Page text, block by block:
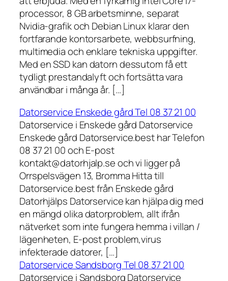
processor, 8 GB arbetsminne, separat
Nvidia-grafik och Debian Linux klarar den
fortfarande kontorsarbete, webbsurfning,
multimedia och enklare tekniska uppgifter.
Med en SSD kan datorn dessutom få ett
tydligt prestandalyft och fortsätta vara
användbar i många år. […]
Datorservice Enskede gård Tel 08 37 21 00
Datorservice i Enskede gård Datorservice
Enskede gård Datorservice.best har Telefon
08 37 21 00 och E-post
kontakt@datorhjalp.se och vi ligger på
Orrspelsvägen 13, Bromma Hitta till
Datorservice.best från Enskede gård
Datorhjälps Datorservice kan hjälpa dig med
en mängd olika datorproblem, allt ifrån
nätverket som inte fungera hemma i villan /
lägenheten, E-post problem,virus
infekterade datorer, […]
Datorservice Sandsborg Tel 08 37 21 00
Datorservice i Sandsborg Datorservice